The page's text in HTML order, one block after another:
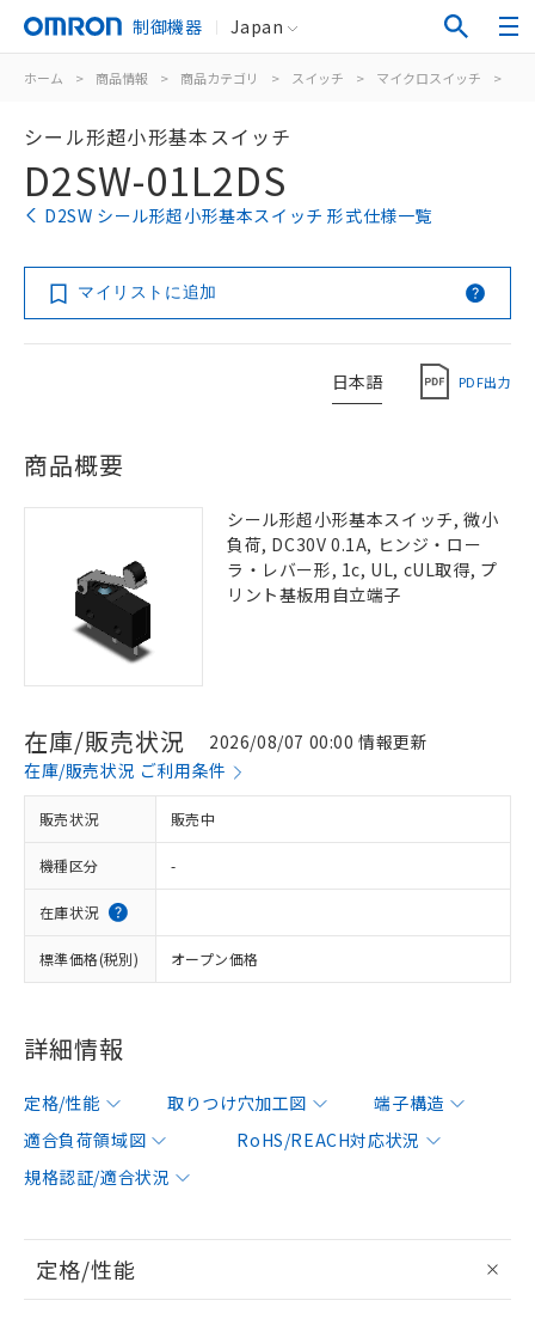
制御機器 Japan
ホーム > 商品情報 > 商品カテゴリ > スイッチ > マイクロスイッチ >
シール形超小形基本スイッチ
D2SW-01L2DS
D2SW シール形超小形基本スイッチ 形式仕様一覧
マイリストに追加
日本語 PDF出力
商品概要
シール形超小形基本スイッチ, 微小
負荷, DC30V 0.1A, ヒンジ・ロー
ラ・レバー形, 1c, UL, cUL取得, プ
リント基板用自立端子
在庫/販売状況
2026/08/07 00:00 情報更新
在庫/販売状況 ご利用条件
販売状況 販売中
機種区分 -
在庫状況
標準価格(税別) オープン価格
詳細情報
定格/性能 取りつけ穴加工図
端子構造
適合負荷領域図
RoHS/REACH対応状況
規格認証/適合状況
定格/性能